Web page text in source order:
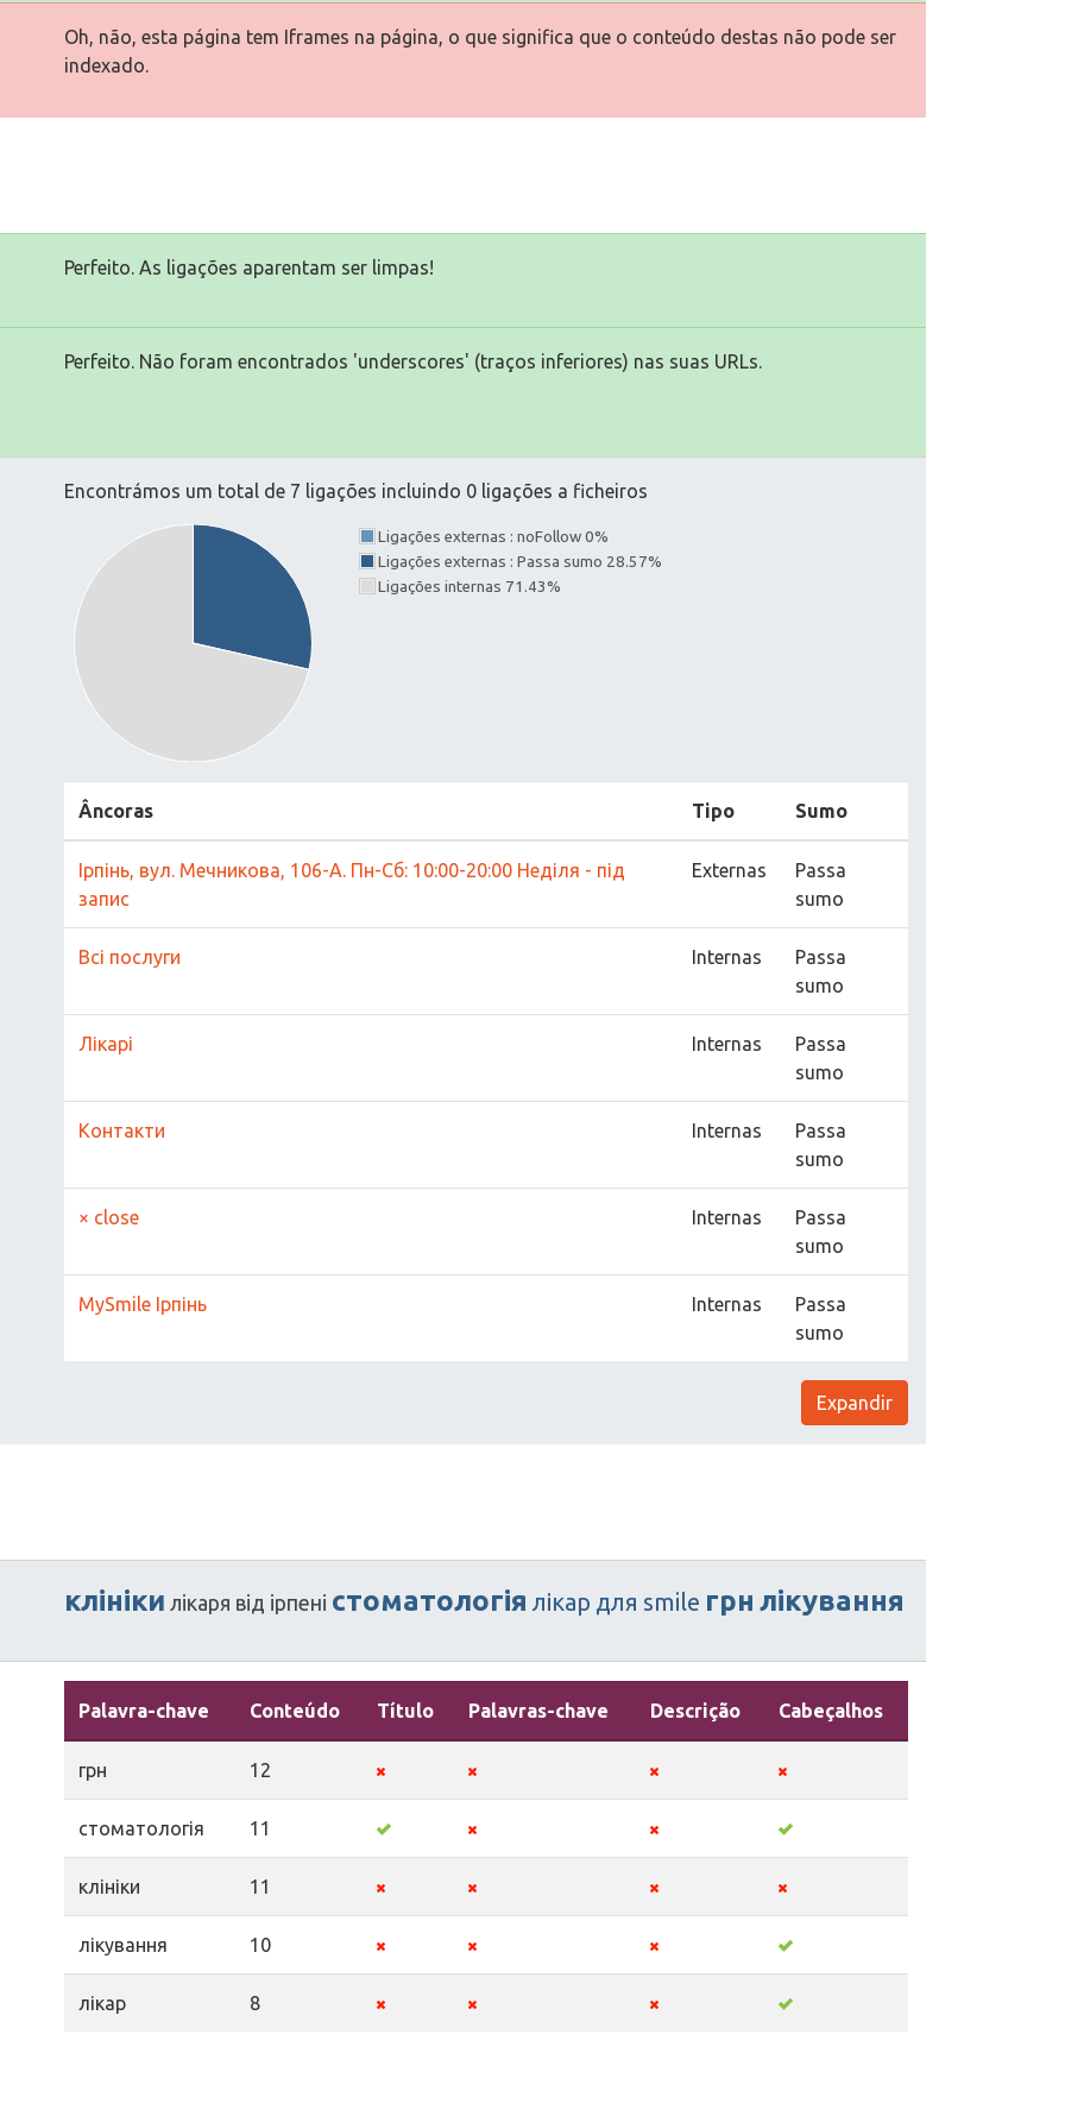
Oh, não, esta página tem Iframes na página, o que significa que o conteúdo destas não pode ser
indexado.
Perfeito. As ligações aparentam ser limpas!
Perfeito. Não foram encontrados 'underscores' (traços inferiores) nas suas URLs.
Encontrámos um total de 7 ligações incluindo 0 ligações a ficheiros
Ligações externas : noFollow 0%
Ligações externas : Passa sumo 28.57%
Ligações internas 71.43%
Âncoras Tipo Sumo
Ірпінь, вул. Мечникова, 106-А. Пн-Сб: 10:00-20:00 Неділя - під
запис
Externas
Passa
sumo
Всі послуги Internas
Passa
sumo
Лікарі Internas
Passa
sumo
Контакти Internas
Passa
sumo
× close Internas
Passa
sumo
MySmile Ірпінь Internas
Passa
sumo
Expandir
клініки лікаря від ірпені стоматологія лікар для smile грн лікування
Palavra-chave Conteúdo Título Palavras-chave Descrição Cabeçalhos
грн 12
стоматологія 11
клініки 11
лікування 10
лікар 8